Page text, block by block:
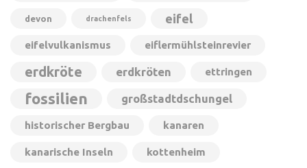
devon drachenfels eifel
eifelvulkanismus eiflermühlsteinrevier
erdkröte erdkröten ettringen
fossilien großstadtdschungel
historischer Bergbau kanaren
kanarische Inseln kottenheim